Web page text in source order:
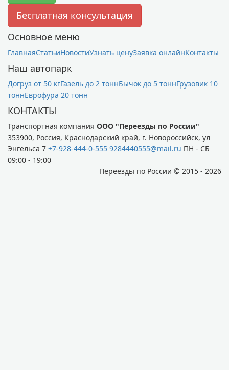
Бесплатная консультация
Основное меню
ГлавнаяСтатьиНовостиУзнать ценуЗаявка онлайнКонтакты
Наш автопарк
Догруз от 50 кгГазель до 2 тоннБычок до 5 тоннГрузовик 10
тоннЕврофура 20 тонн
КОНТАКТЫ
Транспортная компания ООО "Переезды по России"
353900, Россия, Краснодарский край, г. Новороссийск, ул
Энгельса 7 +7-928-444-0-555 9284440555@mail.ru ПН - СБ
09:00 - 19:00
Переезды по России © 2015 - 2026